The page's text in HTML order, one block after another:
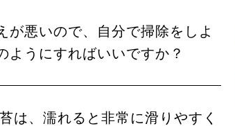
が悪いので、自分で掃除をしよ
ようにすればいいですか？
は、濡れると非常に滑りやすく